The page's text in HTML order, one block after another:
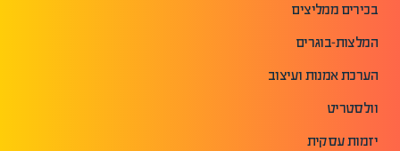
בכירים ממליצים
המלצות-בוגרים
הערכת אמנות ועיצוב
וולסטריט
יזמות עסקית